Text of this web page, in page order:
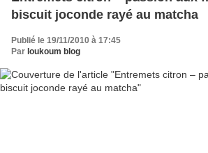
biscuit joconde rayé au matcha
Publié le 19/11/2010 à 17:45
Par loukoum blog